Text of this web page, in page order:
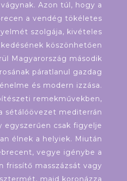
Azon túl, hogy a
a vendég tökéletes
szolgája, kivételes
köszönhetően
Magyarország második
páratlanul gazdag
és modern izzása.
remekművekben,
sétálóövezet mediterrán
egyszerűen csak figyelje
élnek a helyiek. Miután
vegye igénybe a
frissítő masszázsát vagy
majd koronázza